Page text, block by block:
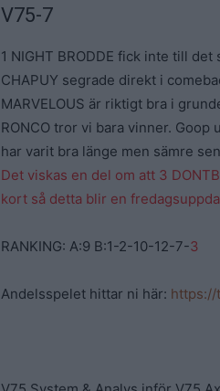
V75-7
1 NIGHT BRODDE fick inte till
CHAPUY segrade direkt i
MARVELOUS är riktigt bra i
RONCO tror vi bara vinner. Goop
har varit bra länge men sämre
Det viskas en del om att 3
kort så detta blir en
RANKING: A:9 B:1-2-10-12-7-3
Andelsspelet hittar ni här: https://